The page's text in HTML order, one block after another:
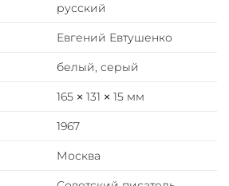
и внёс в поэму ряд поправок.
русский
Евгений Евтушенко
белый, серый
165 × 131 × 15 мм
1967
Москва